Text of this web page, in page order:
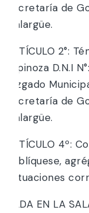
Secretaría de
Malargüe.
ARTÍCULO 2°:
Espinoza D.N.I
Juzgado
Secretaría de
Malargüe.
ARTÍCULO 4º:
publíquese,
actuaciones
DADA EN LA